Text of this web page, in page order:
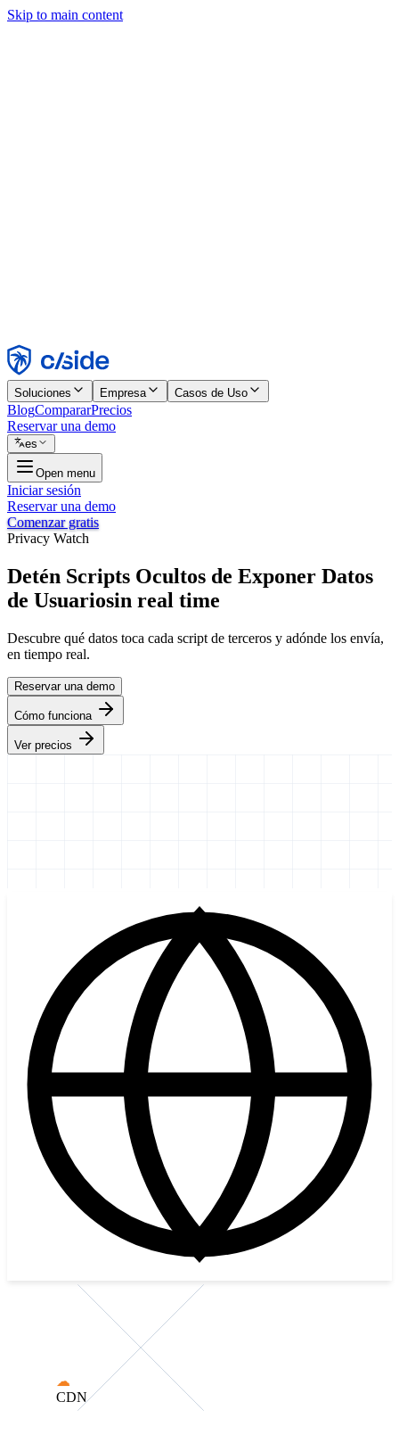
Skip to main content
Rechazar
Soluciones Empresa Casos de Uso
BlogCompararPrecios
Reservar una demo
es
Open menu
Iniciar sesión
Reservar una demo
Comenzar gratis
Privacy Watch
Detén Scripts Ocultos de Exponer Datos
de Usuariosin real time
Descubre qué datos toca cada script de terceros y adónde los envía,
en tiempo real.
Reservar una demo
Cómo funciona
Ver precios
☁
CDN